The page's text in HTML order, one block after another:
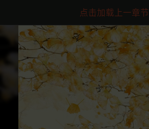
点击加载上一章节